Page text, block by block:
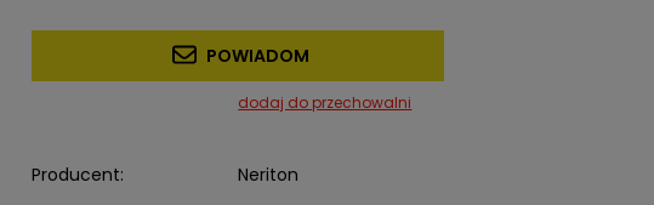
POWIADOM
dodaj do przechowalni
Producent:
Neriton